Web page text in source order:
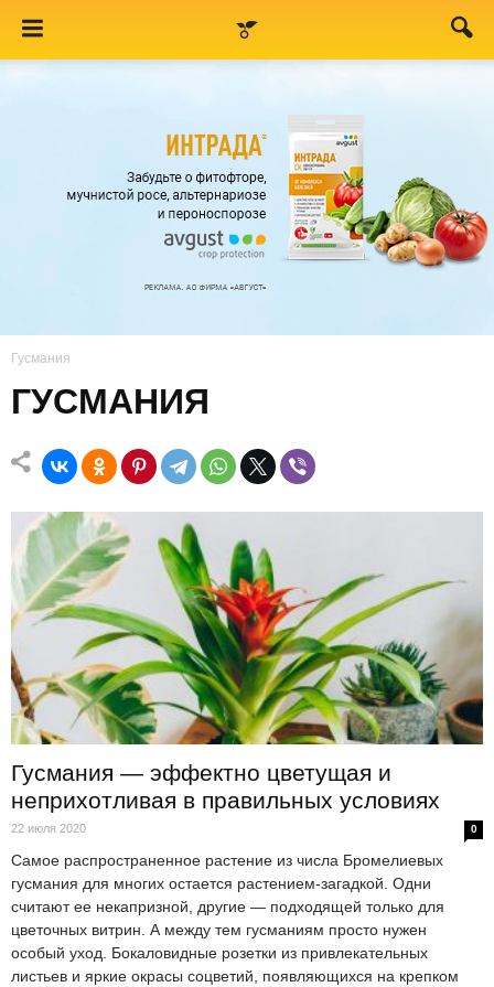
Гусмания
ГУСМАНИЯ
Гусмания — эффектно цветущая и
неприхотливая в правильных условиях
22 июля 2020 0
Самое распространенное растение из числа Бромелиевых
гусмания для многих остается растением-загадкой. Одни
считают ее некапризной, другие — подходящей только для
цветочных витрин. А между тем гусманиям просто нужен
особый уход. Бокаловидные розетки из привлекательных
листьев и яркие окрасы соцветий, появляющихся на крепком